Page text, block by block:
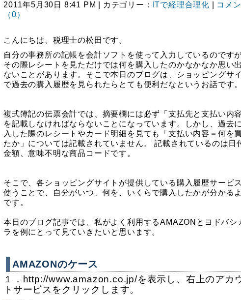
2011年5月30日 8:41 PM | カテゴリー： ITで経理合理化
コメ
（0）
こんにちは、税理士の松田です。
自分の事務所の記帳を会計ソフトを使って入力しているのですが
その際レシートを見ただけでは何を購入したのかなかなか思い
ないことがあります。そこで本日のブログは、ショッピングサ
で過去の購入履歴を見られたらとても便利だなというお話です。
複式簿記の伝票会計では、摘要欄には必ず「支払先と支払い内容
を記載しなければならないことになっています。しかし、過去
入した際のレシートやカード明細を見ても「支払い内容＝何を
たか」については記載されていません。 記載されているのは日
金額、意味不明な商品コードです。
そこで、各ショッピングサイトが提供している購入履歴サービ
使うことで、自分がいつ、何を、いくらで購入したかが分かる
です。
本日のブログ記事では、私がよく利用するAMAZONとヨドバシ
ラを例にとって見ていきたいと思います。
AMAZONのケース
１．http://www.amazon.co.jp/を表示し、右上のアカ
トサービスをクリックします。